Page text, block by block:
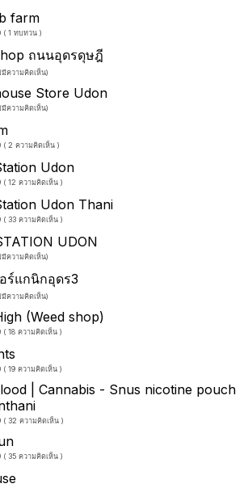
farm
( 1 ทบทวน )
ถนนอุดรดุษฎี
มีความคิดเห็น)
Store​ Udon
มีความคิดเห็น)
( 2 ความคิดเห็น )
Udon
( 12 ความคิดเห็น )
Udon Thani
( 33 ความคิดเห็น )
UDON
มีความคิดเห็น)
ร์แกนิกอุดร3
มีความคิดเห็น)
(Weed shop)
( 18 ความคิดเห็น )
( 19 ความคิดเห็น )
| Cannabis - Snus nicotine pouch
( 32 ความคิดเห็น )
( 35 ความคิดเห็น )